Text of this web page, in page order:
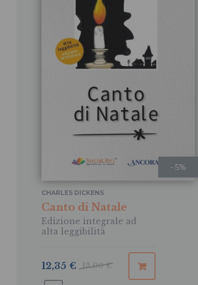
- 5%
Canto di Natale
Edizione integrale ad
alta leggibilità
CHARLES DICKENS
13,00 €
12,35 €